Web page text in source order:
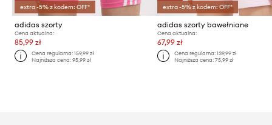
extra -5% z kodem: OFF*
adidas szorty
Cena aktualna:
85,99 zł
Cena regularna:159,99 zł
Najniższa cena:95,99 zł
extra -5% z kodem: OFF*
adidas szorty bawełniane
Cena aktualna:
67,99 zł
Cena regularna: 139,99 zł
Najniższa cena: 75,99 zł